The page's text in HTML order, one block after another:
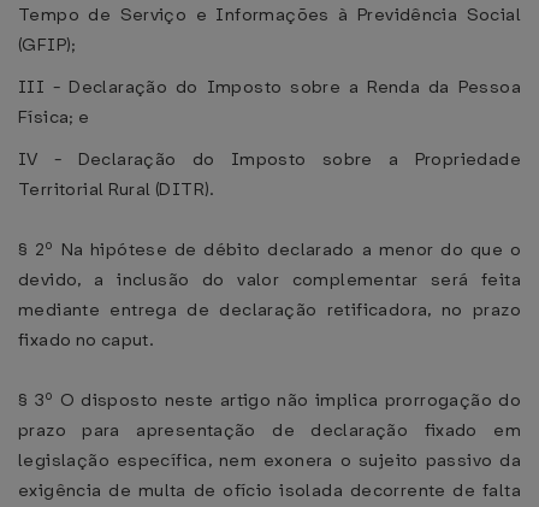
Tempo de Serviço e Informações à Previdência Social
(GFIP);
III - Declaração do Imposto sobre a Renda da Pessoa
Física; e
IV - Declaração do Imposto sobre a Propriedade
Territorial Rural (DITR).
§ 2º Na hipótese de débito declarado a menor do que o
devido, a inclusão do valor complementar será feita
mediante entrega de declaração retificadora, no prazo
fixado no caput.
§ 3º O disposto neste artigo não implica prorrogação do
prazo para apresentação de declaração fixado em
legislação específica, nem exonera o sujeito passivo da
exigência de multa de ofício isolada decorrente de falta